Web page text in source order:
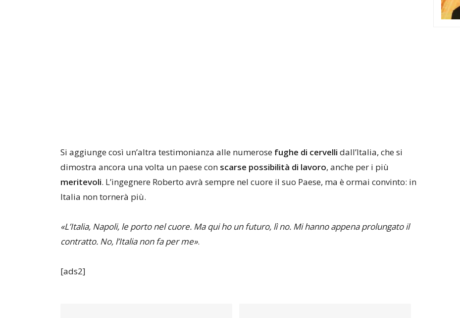
Si aggiunge così un’altra testimonianza alle numerose fughe di cervelli dall’Italia, che si
dimostra ancora una volta un paese con scarse possibilità di lavoro, anche per i più
meritevoli. L’ingegnere Roberto avrà sempre nel cuore il suo Paese, ma è ormai convinto: in
Italia non tornerà più.
«L’Italia, Napoli, le porto nel cuore. Ma qui ho un futuro, lì no. Mi hanno appena prolungato il
contratto. No, l’Italia non fa per me».
[ads2]